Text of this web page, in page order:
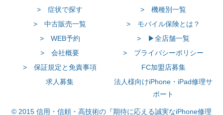
> 症状で探す
> 機種別一覧
> 中古販売一覧
> モバイル保険とは？
> WEB予約
> ▶全店舗一覧
> 会社概要
> プライバシーポリシー
> 保証規定と免責事項
FC加盟店募集
求人募集
法人様向けiPhone・iPad修理サ
ポート
© 2015 信用・信頼・高技術の『期待に応える誠実なiPhone修理